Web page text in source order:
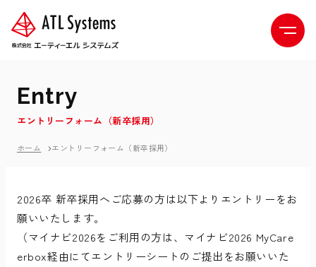
Entry
エ ン ト リ ー フ ォ ーム （新卒採用）
ホーム エントリーフォーム（新卒採用）
2026卒 新卒採用へご応募の方は以下よりエントリーをお
願いいたします。
（マイナビ2026をご利用の方は、マイナビ2026 MyCare
erbox経由にてエントリーシートのご提出をお願いいた